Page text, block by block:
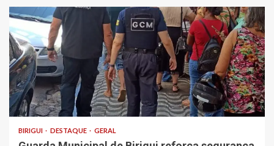
BIRIGUI DESTAQUE GERAL